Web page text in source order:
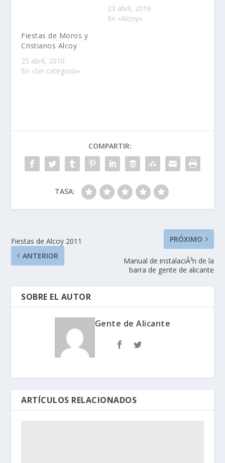
23 abril, 2016
En «Alcoy»
Fiestas de Moros y
Cristianos Alcoy
25 abril, 2010
En «Sin categoría»
COMPARTIR:
TASA:
Fiestas de Alcoy 2011
ANTERIOR
PRÓXIMO
Manual de instalaciÃ³n de la
barra de gente de alicante
SOBRE EL AUTOR
Gente de Alicante
ARTÍCULOS RELACIONADOS